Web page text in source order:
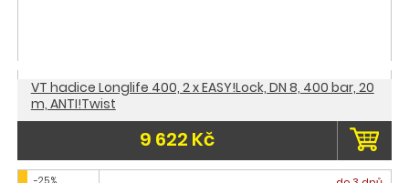
VT hadice Longlife 400, 2 x EASY!Lock, DN 8, 400 bar, 20
m, ANTI!Twist
9 622 Kč